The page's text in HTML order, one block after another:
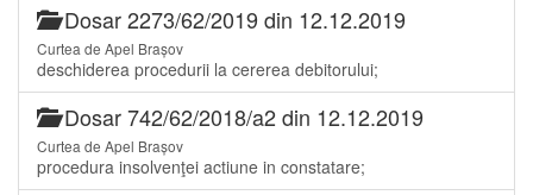
Dosar 2273/62/2019 din 12.12.2019
Curtea de Apel Brașov
deschiderea procedurii la cererea debitorului;
Dosar 742/62/2018/a2 din 12.12.2019
Curtea de Apel Brașov
procedura insolvenţei actiune in constatare;